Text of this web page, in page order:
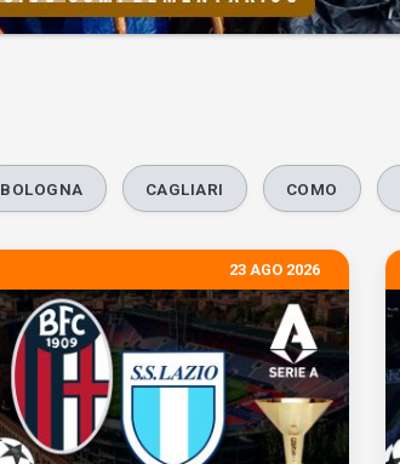
BOLOGNA CAGLIARI COMO
23 AGO 2026